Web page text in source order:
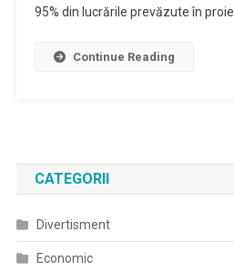
95% din lucrările prevăzute în
Continue Reading
CATEGORII
Divertisment
Economic